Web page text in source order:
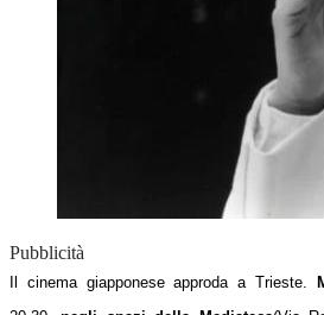
Pubblicità
Il cinema giapponese approda a Trieste.